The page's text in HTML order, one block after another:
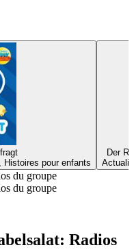
pour enfants
Der
du groupe
du groupe
Radios